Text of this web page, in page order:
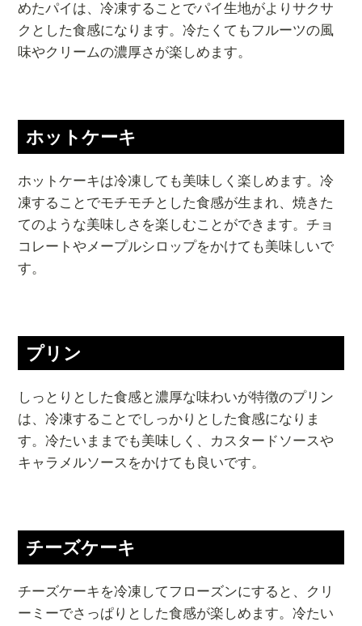
めたパイは、冷凍することでパイ生地がよりサクサ
クとした食感になります。冷たくてもフルーツの風
味やクリームの濃厚さが楽しめます。
ホットケーキ
ホットケーキは冷凍しても美味しく楽しめます。冷
凍することでモチモチとした食感が生まれ、焼きた
てのような美味しさを楽しむことができます。チョ
コレートやメープルシロップをかけても美味しいで
す。
プリン
しっとりとした食感と濃厚な味わいが特徴のプリン
は、冷凍することでしっかりとした食感になりま
す。冷たいままでも美味しく、カスタードソースや
キャラメルソースをかけても良いです。
チーズケーキ
チーズケーキを冷凍してフローズンにすると、クリ
ーミーでさっぱりとした食感が楽しめます。冷たい